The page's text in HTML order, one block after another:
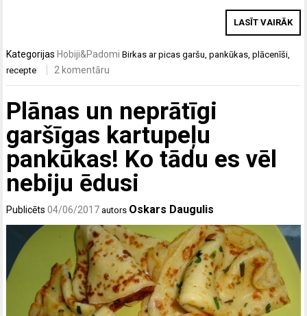
LASĪT VAIRĀK
Kategorijas Hobiji&Padomi Birkasar picas garšu,pankūkas,plācenīši,
recepte
2 komentāru
Plānas un neprātīgi
garšīgas kartupeļu
pankūkas! Ko tādu es vēl
nebiju ēdusi
Publicēts04/06/2017 autors Oskars Daugulis